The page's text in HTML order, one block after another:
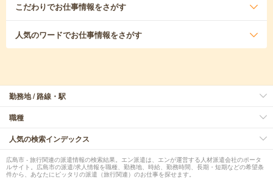
こだわりでお仕事情報をさがす
人気のワードでお仕事情報をさがす
勤務地 / 路線・駅
職種
人気の検索インデックス
広島市 - 旅行関連の派遣情報の検索結果。エン派遣は、エンが運営する人材派遣会社のポータ
ルサイト。広島市の派遣/求人情報を職種、勤務地、時給、勤務時間、長期・短期などの希望条
件から、あなたにピッタリの派遣（旅行関連）のお仕事を探せます。